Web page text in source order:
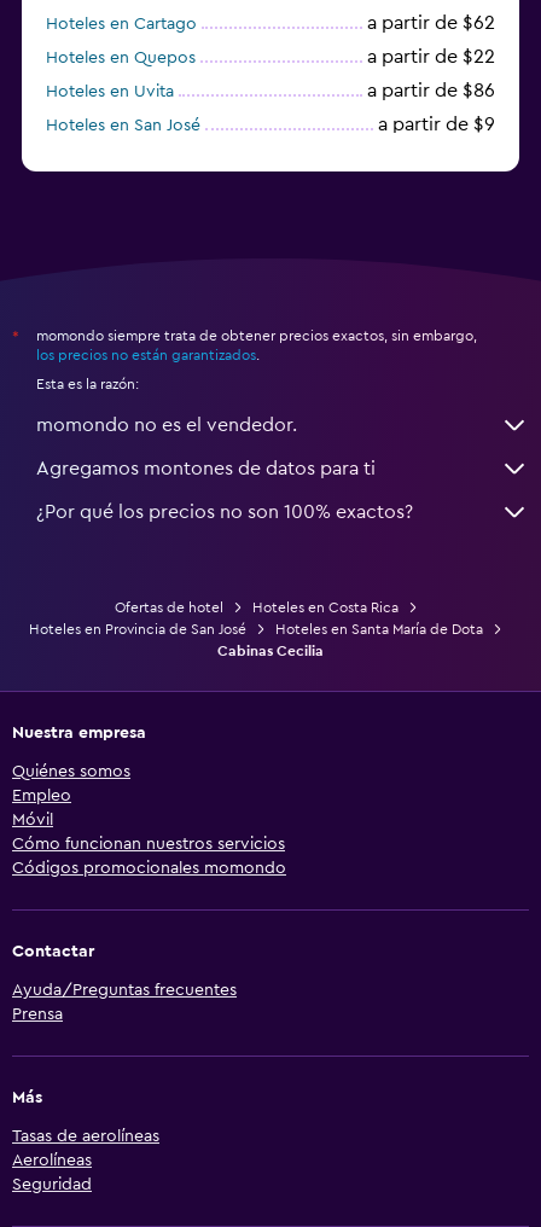
Hoteles en Cartago a partir de $62
Hoteles en Quepos a partir de $22
Hoteles en Uvita a partir de $86
Hoteles en San José a partir de $9
*
momondo siempre trata de obtener precios exactos, sin embargo,
los precios no están garantizados
Esta es la razón:
momondo no es el vendedor.
Agregamos montones de datos para ti
¿Por qué los precios no son 100% exactos?
Ofertas de hotel
Hoteles en Costa Rica
Hoteles en Provincia de San José
Hoteles en Santa María de Dota
Cabinas Cecilia
Nuestra empresa
Quiénes somos
Empleo
Móvil
Cómo funcionan nuestros servicios
Códigos promocionales momondo
Contactar
Ayuda/Preguntas frecuentes
Prensa
Más
Tasas de aerolíneas
Aerolíneas
Seguridad